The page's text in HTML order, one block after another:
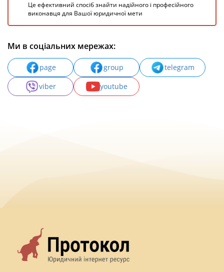
Це ефективний спосіб знайти надійного і професійного
виконавця для Вашої юридичної мети
Ми в соціальних мережах:
page group
telegram
viber
youtube